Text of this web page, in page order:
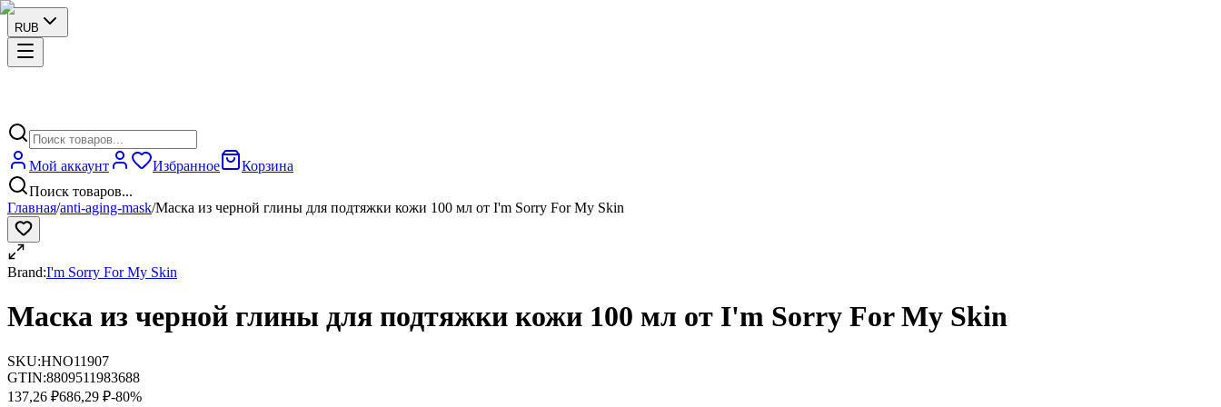
RUB
Мой аккаунт Избранное
Корзина
Поиск товаров...
Главная/anti-aging-mask/Маска из черной глины для подтяжки кожи 100 мл от I'm Sorry For My Skin
Brand:I'm Sorry For My Skin
Маска из черной глины для подтяжки кожи 100 мл от I'm Sorry For My Skin
SKU:HNO11907
GTIN:8809511983688
137,26 ₽686,29 ₽-80%